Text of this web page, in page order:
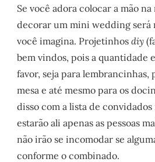
Se você adora colocar a mão na
decorar um mini wedding será
você imagina. Projetinhosdiy
bem vindos, pois a quantidade
favor, seja para lembrancinhas,
mesa e até mesmo para os
disso com a lista de
estarão ali apenas as pessoas
não irão se incomodar se
conforme o combinado.